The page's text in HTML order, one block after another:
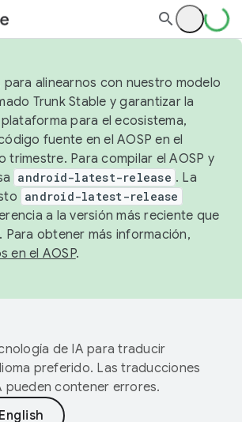
alinearnos con nuestro modelo
Trunk Stable y garantizar la
para el ecosistema,
fuente en el AOSP en el
trimestre. Para compilar el AOSP y
android-latest-release . La
android-latest-release
a la versión más reciente que
Para obtener más información,
en el AOSP.
de IA para traducir
preferido. Las traducciones
pueden contener errores.